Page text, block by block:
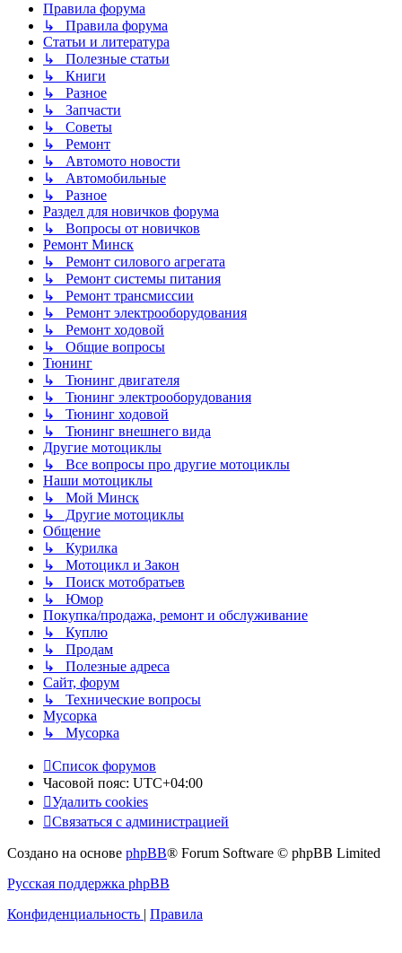
Правила форума
↳ Правила форума
Статьи и литература
↳ Полезные статьи
↳ Книги
↳ Разное
↳ Запчасти
↳ Советы
↳ Ремонт
↳ Автомото новости
↳ Автомобильные
↳ Разное
Раздел для новичков форума
↳ Вопросы от новичков
Ремонт Минск
↳ Ремонт силового агрегата
↳ Ремонт системы питания
↳ Ремонт трансмиссии
↳ Ремонт электрооборудования
↳ Ремонт ходовой
↳ Общие вопросы
Тюнинг
↳ Тюнинг двигателя
↳ Тюнинг электрооборудования
↳ Тюнинг ходовой
↳ Тюнинг внешнего вида
Другие мотоциклы
↳ Все вопросы про другие мотоциклы
Наши мотоциклы
↳ Мой Минск
↳ Другие мотоциклы
Общение
↳ Курилка
↳ Мотоцикл и Закон
↳ Поиск мотобратьев
↳ Юмор
Покупка/продажа, ремонт и обслуживание
↳ Куплю
↳ Продам
↳ Полезные адреса
Сайт, форум
↳ Технические вопросы
Мусорка
↳ Мусорка
Список форумов
Часовой пояс: UTC+04:00
Удалить cookies
Связаться с администрацией
Создано на основе phpBB® Forum Software © phpBB Limited
Русская поддержка phpBB
Конфиденциальность | Правила